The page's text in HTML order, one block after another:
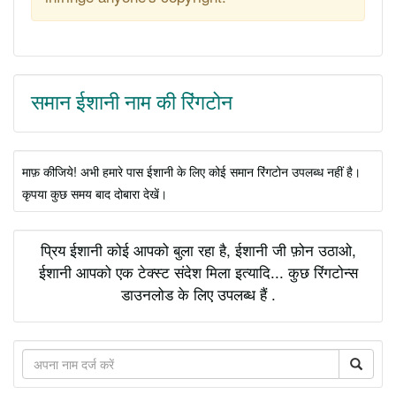
समान ईशानी नाम की रिंगटोन
माफ़ कीजिये! अभी हमारे पास ईशानी के लिए कोई समान रिंगटोन उपलब्ध नहीं है।
कृपया कुछ समय बाद दोबारा देखें।
प्रिय ईशानी कोई आपको बुला रहा है, ईशानी जी फ़ोन उठाओ,
ईशानी आपको एक टेक्स्ट संदेश मिला इत्यादि... कुछ रिंगटोन्स
डाउनलोड के लिए उपलब्ध हैं .